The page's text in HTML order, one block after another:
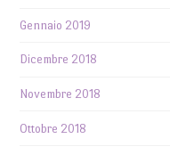
Gennaio 2019
Dicembre 2018
Novembre 2018
Ottobre 2018